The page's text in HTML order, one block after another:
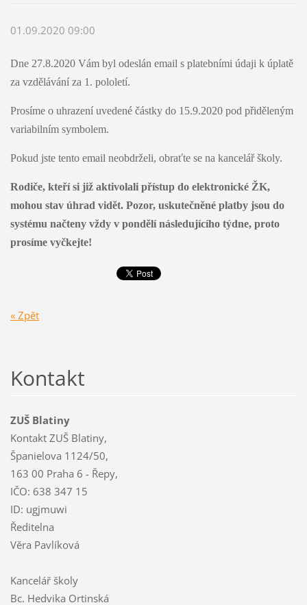
01.09.2020 09:00
Dne 27.8.2020 Vám byl odeslán email s platebními údaji k úplatě
za vzdělávání za 1. pololetí.
Prosíme o uhrazení uvedené částky do 15.9.2020 pod přiděleným
variabilním symbolem.
Pokud jste tento email neobdrželi, obraťte se na kancelář školy.
Rodiče, kteří si již aktivolali přístup do elektronické ŽK,
mohou stav úhrad vidět. Pozor, uskutečněné platby jsou do
systému načteny vždy v pondělí následujícího týdne, proto
prosíme vyčkejte!
« Zpět
Kontakt
ZUŠ Blatiny
Kontakt ZUŠ Blatiny,
Španielova 1124/50,
163 00 Praha 6 - Řepy,
IČO: 638 347 15
ID: ugjmuwi
Ředitelna
Věra Pavlíková
Kancelář školy
Bc. Hedvika Ortinská